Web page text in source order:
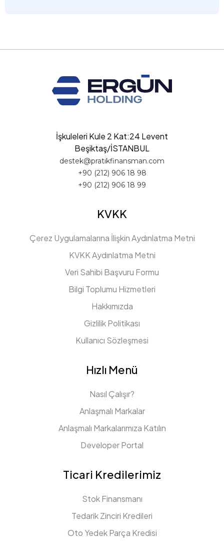
İşkuleleri Kule 2 Kat:24 Levent
Beşiktaş/İSTANBUL
destek@pratikfinansman.com
+90 (212) 906 18 98
+90 (212) 906 18 99
KVKK
Çerez Uygulamalarına İlişkin Aydınlatma Metni
KVKK Aydınlatma Metni
Veri Sahibi Başvuru Formu
Bilgi Toplumu Hizmetleri
Hakkımızda
Gizlilik Politikası
Kullanıcı Sözleşmesi
Hızlı Menü
Nasıl Çalışır?
Anlaşmalı Markalar
Anlaşmalı Markalarımıza Katılın
Developer Portal
Ticari Kredilerimiz
Stok Finansmanı
Tedarik Zinciri Kredileri
Oto Yedek Parça Kredisi